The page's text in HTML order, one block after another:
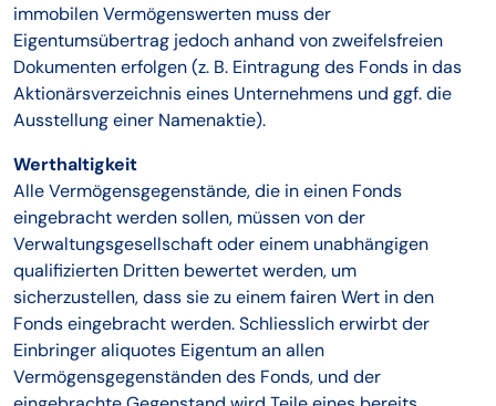
immobilen Vermögenswerten muss der
Eigentumsübertrag jedoch anhand von zweifelsfreien
Dokumenten erfolgen (z. B. Eintragung des Fonds in das
Aktionärsverzeichnis eines Unternehmens und ggf. die
Ausstellung einer Namenaktie).
Werthaltigkeit
Alle Vermögensgegenstände, die in einen Fonds
eingebracht werden sollen, müssen von der
Verwaltungsgesellschaft oder einem unabhängigen
qualifizierten Dritten bewertet werden, um
sicherzustellen, dass sie zu einem fairen Wert in den
Fonds eingebracht werden. Schliesslich erwirbt der
Einbringer aliquotes Eigentum an allen
Vermögensgegenständen des Fonds, und der